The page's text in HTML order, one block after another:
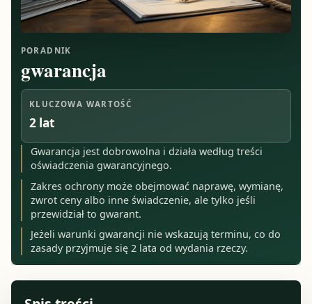
PORADNIK
gwarancja
KLUCZOWA WARTOŚĆ
2 lat
Gwarancja jest dobrowolna i działa według treści
oświadczenia gwarancyjnego.
Zakres ochrony może obejmować naprawę, wymianę,
zwrot ceny albo inne świadczenie, ale tylko jeśli
przewidział to gwarant.
Jeżeli warunki gwarancji nie wskazują terminu, co do
zasady przyjmuje się 2 lata od wydania rzeczy.